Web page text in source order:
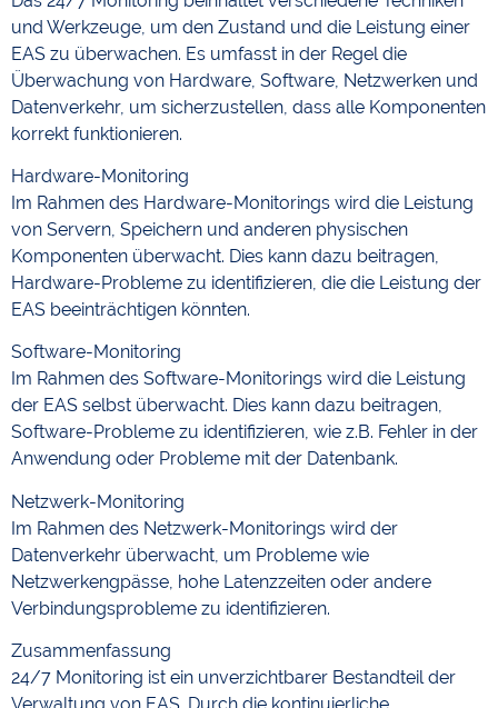
und Werkzeuge, um den Zustand und die Leistung einer
EAS zu überwachen. Es umfasst in der Regel die
Überwachung von Hardware, Software, Netzwerken und
Datenverkehr, um sicherzustellen, dass alle Komponenten
korrekt funktionieren.
Hardware-Monitoring
Im Rahmen des Hardware-Monitorings wird die Leistung
von Servern, Speichern und anderen physischen
Komponenten überwacht. Dies kann dazu beitragen,
Hardware-Probleme zu identifizieren, die die Leistung der
EAS beeinträchtigen könnten.
Software-Monitoring
Im Rahmen des Software-Monitorings wird die Leistung
der EAS selbst überwacht. Dies kann dazu beitragen,
Software-Probleme zu identifizieren, wie z.B. Fehler in der
Anwendung oder Probleme mit der Datenbank.
Netzwerk-Monitoring
Im Rahmen des Netzwerk-Monitorings wird der
Datenverkehr überwacht, um Probleme wie
Netzwerkengpässe, hohe Latenzzeiten oder andere
Verbindungsprobleme zu identifizieren.
Zusammenfassung
24/7 Monitoring ist ein unverzichtbarer Bestandteil der